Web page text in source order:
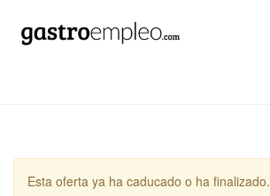
Esta oferta ya ha caducado o ha finalizado.